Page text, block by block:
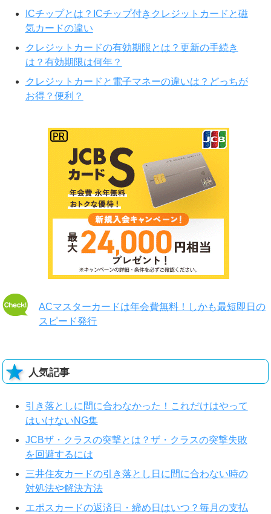
ICチップとは？ICチップ付きクレジットカードと磁
気カードの違い
クレジットカードの有効期限とは？更新の手続き
は？有効期限は何年？
クレジットカードと電子マネーの違いは？どっちが
お得？便利？
ACマスターカードは年会費無料！しかも最短即日の
スピード発行
人気記事
引き落としに間に合わなかった！これだけはやって
はいけないNG集
JCBザ・クラスの突撃とは？ザ・クラスの突撃失敗
を回避するには
三井住友カードの引き落とし日に間に合わない時の
対処法や解決方法
エポスカードの返済日・締め日はいつ？毎月の支払